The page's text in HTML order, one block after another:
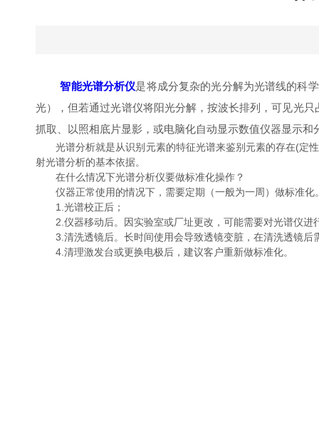
智能光谱分析仪是将成分复杂的光分解为光谱线的科
光），但若通过光谱仪将阳光分解，按波长排列，可见光
抓取、以照相底片显影，或电脑化自动显示数值仪器显示
光谱分析就是从识别元素的特征光谱来鉴别元素的存在(定性
射光谱分析的基本依据。
在什么情况下光谱分析仪要做标准化操作？
仪器正常使用的情况下，需要定期（一般为一周）做标准化
1.光谱校正后；
2.仪器移动后。因实验室或厂址更改，可能需要对光谱仪进
3.清洗透镜后。长时间使用会导致透镜变脏，在清洗透镜后
4.清理激发台或更换电极后，建议客户重新做标准化。